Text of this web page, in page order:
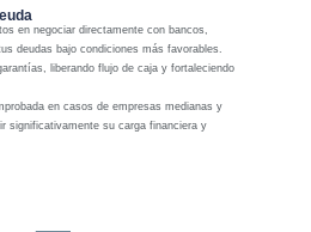
en negociar directamente con bancos,
deudas bajo condiciones más favorables.
liberando flujo de caja y fortaleciendo
en casos de empresas medianas y
significativamente su carga financiera y